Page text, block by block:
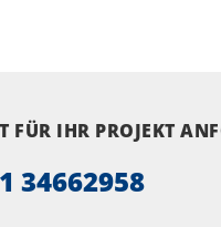
FÜR IHR PROJEKT
34662958